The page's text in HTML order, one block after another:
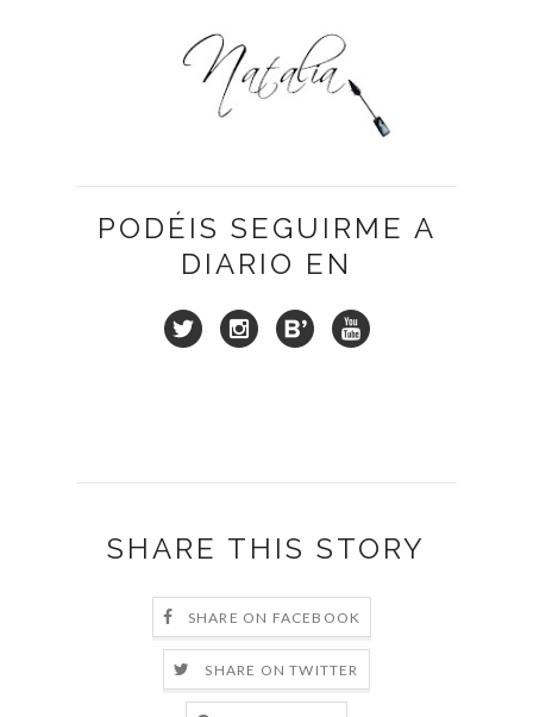
PODÉIS SEGUIRME A
DIARIO EN
SHARE THIS STORY
SHARE ON FACEBOOK
SHARE ON TWITTER